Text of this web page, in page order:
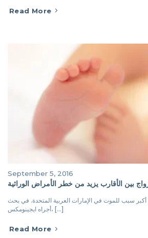
Read More
September 5, 2016
أكبر سبب للموت في الإمارات العربية المتحدة. في بحث
أجراه ايجينومكس، [...]
Read More